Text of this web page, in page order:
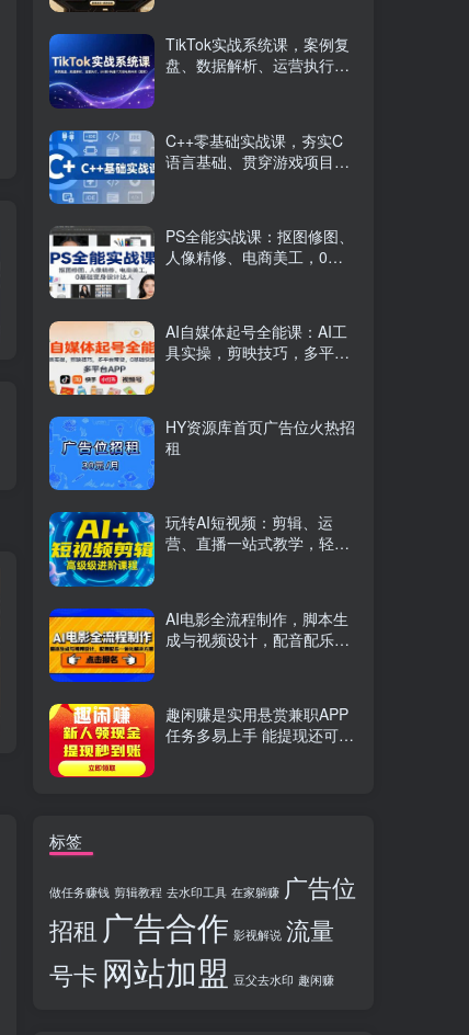
TikTok实战系统课，案例复盘、数据解析、运营执行，从0到1构建千万级电商体系（更新） C++零基础实战课，夯实C语言基础、贯穿游戏项目、掌握开发思维，学成可挑战月薪15K+岗位
流量卡代理掘金0门槛每天躺赚3000+多种推广渠道新手小白轻松上手 Videoleap剪辑大师班：掌握Videoleap所有核心工具与使用技巧，一人产出专业级作品
TikTok实战系统课，案例复
盘、数据解析、运营执行，
C++零基础实战课，夯实C
语言基础、贯穿游戏项目、
PS全能实战课：抠图修图、
人像精修、电商美工，0基
AI自媒体起号全能课：AI工
具实操，剪映技巧，多平台
HY资源库首页广告位火热招
租
玩转AI短视频：剪辑、运
营、直播一站式教学，轻松
AI电影全流程制作，脚本生
成与视频设计，配音配乐一
趣闲赚是实用悬赏兼职APP
任务多易上手 能提现还可邀
标签
做任务赚钱 剪辑教程 去水印工具 在家躺赚 广告位
招租 广告合作 影视解说 流量
号卡 网站加盟 豆父去水印 趣闲赚